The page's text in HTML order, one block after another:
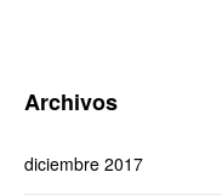
Archivos
diciembre 2017